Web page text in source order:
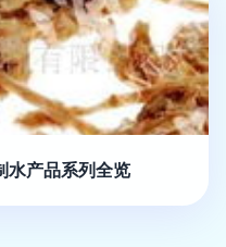
水产品系列全览